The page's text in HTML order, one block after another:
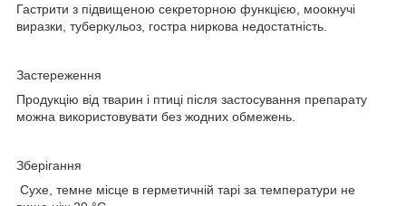
Гастрити з підвищеною секреторною функцією, моокнучі
виразки, туберкульоз, гостра ниркова недостатність.
Застереження
Продукцію від тварин і птиці після застосування препарату
можна використовувати без жодних обмежень.
Зберігання
Сухе, темне місце в герметичній тарі за температури не